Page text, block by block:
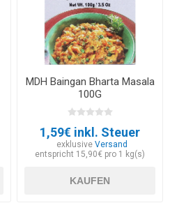
MDH Baingan Bharta Masala
100G
1,59€ inkl. Steuer
exklusive Versand
entspricht 15,90€ pro 1 kg(s)
KAUFEN